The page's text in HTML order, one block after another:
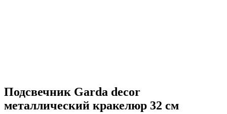
Подсвечник Garda decor
металлический кракелюр 32 см